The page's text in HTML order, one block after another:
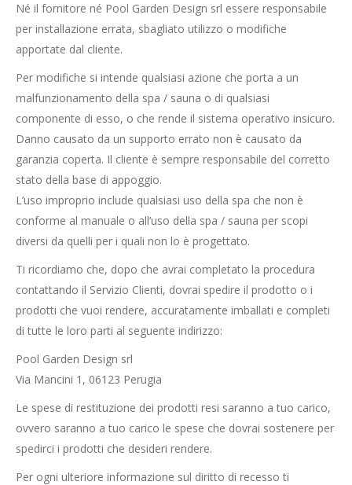
Né il fornitore né Pool Garden Design srl essere responsabile
per installazione errata, sbagliato utilizzo o modifiche
apportate dal cliente.
Per modifiche si intende qualsiasi azione che porta a un
malfunzionamento della spa / sauna o di qualsiasi
componente di esso, o che rende il sistema operativo insicuro.
Danno causato da un supporto errato non è causato da
garanzia coperta. Il cliente è sempre responsabile del corretto
stato della base di appoggio.
L’uso improprio include qualsiasi uso della spa che non è
conforme al manuale o all’uso della spa / sauna per scopi
diversi da quelli per i quali non lo è progettato.
Ti ricordiamo che, dopo che avrai completato la procedura
contattando il Servizio Clienti, dovrai spedire il prodotto o i
prodotti che vuoi rendere, accuratamente imballati e completi
di tutte le loro parti al seguente indirizzo:
Pool Garden Design srl
Via Mancini 1, 06123 Perugia
Le spese di restituzione dei prodotti resi saranno a tuo carico,
ovvero saranno a tuo carico le spese che dovrai sostenere per
spedirci i prodotti che desideri rendere.
Per ogni ulteriore informazione sul diritto di recesso ti